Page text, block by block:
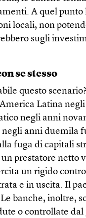
A quel punto
locali, non
sugli
se stesso
questo
Latina
negli anni
negli anni duemila
fuga di capitali
prestatore netto
un rigido
e in uscita. Il
Le banche, inoltre,
o controllate dal